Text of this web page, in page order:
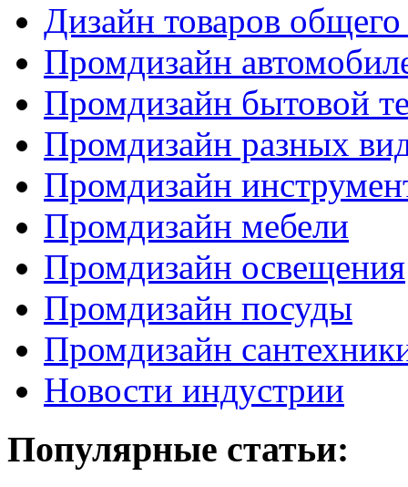
Дизайн товаров общего
Промдизайн
Промдизайн бытовой
Промдизайн разных
Промдизайн
Промдизайн мебели
Промдизайн освещения
Промдизайн посуды
Промдизайн
Новости индустрии
Популярные статьи: